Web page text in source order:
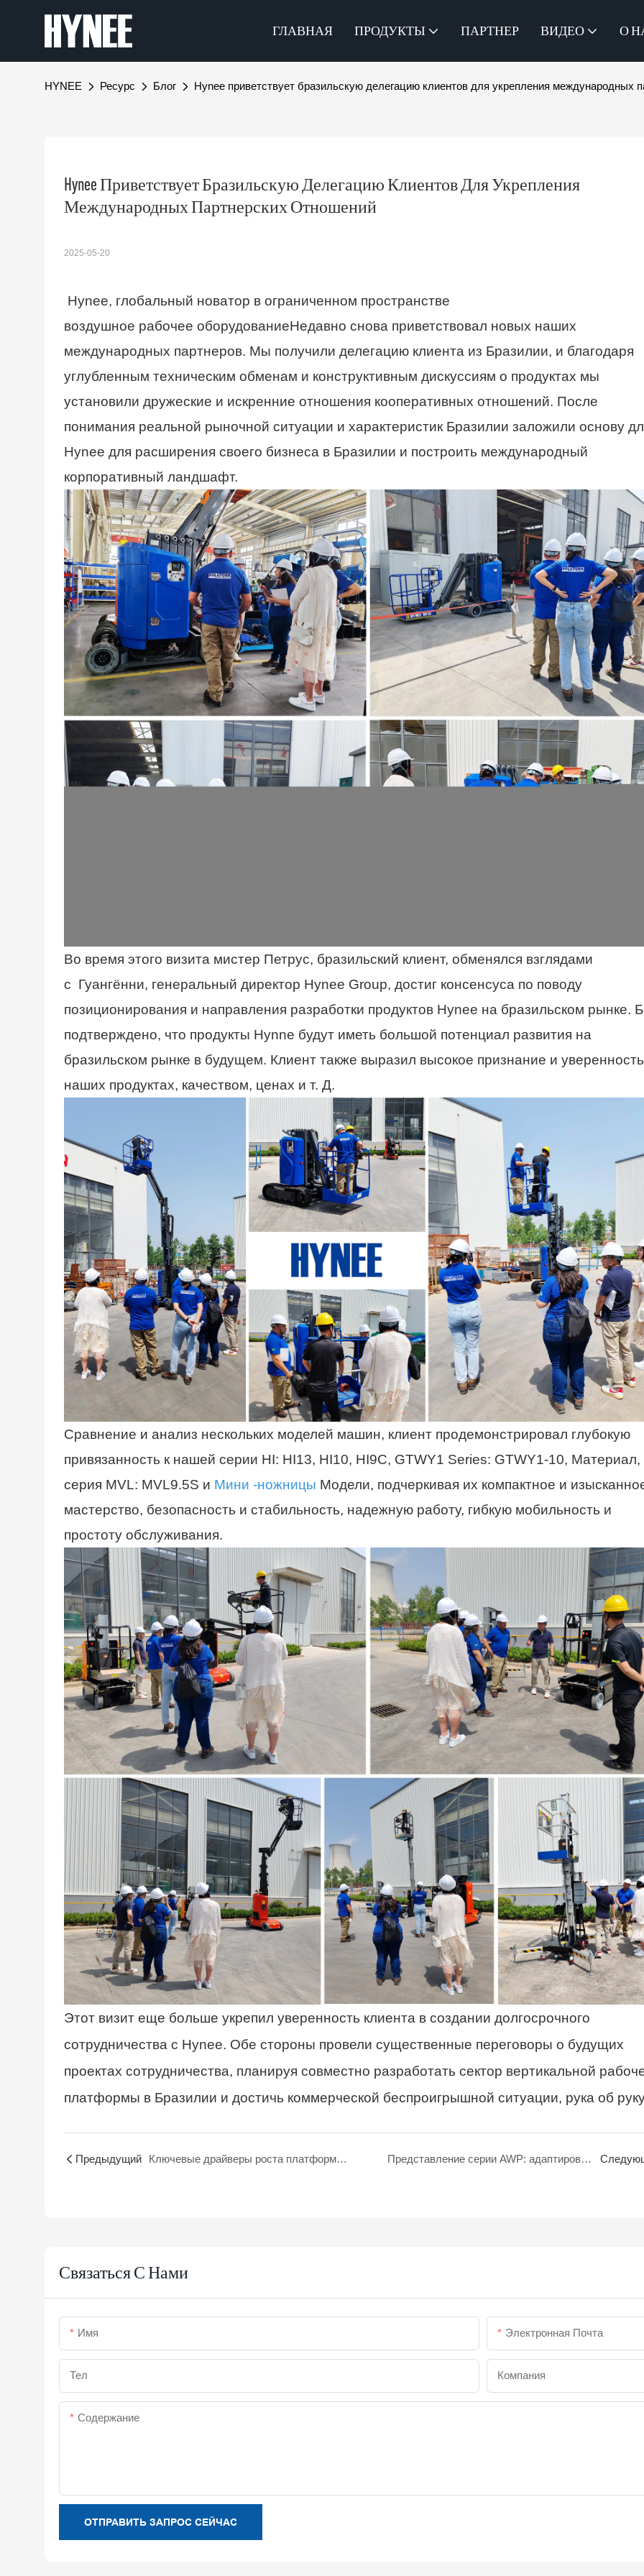
ГЛАВНАЯ ПРОДУКТЫ ПАРТНЕР ВИДЕО О
HYNEE Ресурс Блог Hynee приветствует бразильскую делегацию клиентов для укрепления международных
Hynee Приветствует Бразильскую Делегацию Клиентов Для Укрепления
Международных Партнерских Отношений
2025-05-20
Hynee, глобальный новатор в ограниченном пространстве
воздушное рабочее оборудованиеНедавно снова приветствовал новых наших
международных партнеров. Мы получили делегацию клиента из Бразилии, и благодаря
углубленным техническим обменам и конструктивным дискуссиям о продуктах мы
установили дружеские и искренние отношения кооперативных отношений. После
понимания реальной рыночной ситуации и характеристик Бразилии заложили основу
Hynee для расширения своего бизнеса в Бразилии и построить международный
корпоративный ландшафт.
Во время этого визита мистер Петрус, бразильский клиент, обменялся взглядами
с Гуангённи, генеральный директор Hynee Group, достиг консенсуса по поводу
позиционирования и направления разработки продуктов Hynee на бразильском рынке.
подтверждено, что продукты Hynne будут иметь большой потенциал развития на
бразильском рынке в будущем. Клиент также выразил высокое признание и
наших продуктах, качеством, ценах и т. Д.
Сравнение и анализ нескольких моделей машин, клиент продемонстрировал глубокую
привязанность к нашей серии HI: HI13, HI10, HI9C, GTWY1 Series: GTWY1-10, Материал,
серия MVL: MVL9.5S и Мини -ножницы Модели, подчеркивая их компактное и
мастерство, безопасность и стабильность, надежную работу, гибкую мобильность и
простоту обслуживания.
Этот визит еще больше укрепил уверенность клиента в создании долгосрочного
сотрудничества с Hynee. Обе стороны провели существенные переговоры о будущих
проектах сотрудничества, планируя совместно разработать сектор вертикальной
платформы в Бразилии и достичь коммерческой беспроигрышной ситуации, рука об
Предыдущий Ключевые драйверы роста платформы воздушной рабочей платформы на китайском рынке Представление серии AWP: адаптировано для рынков Юго -Восточной Азии
Связаться С Нами
Имя Электронная Почта
Тел Компания
Содержание
ОТПРАВИТЬ ЗАПРОС СЕЙЧАС